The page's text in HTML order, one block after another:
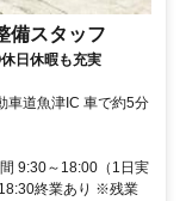
備スタッフ
日休暇も充実
車道魚津IC 車で約5分
9:30～18:00（1日実
終業あり ※残業